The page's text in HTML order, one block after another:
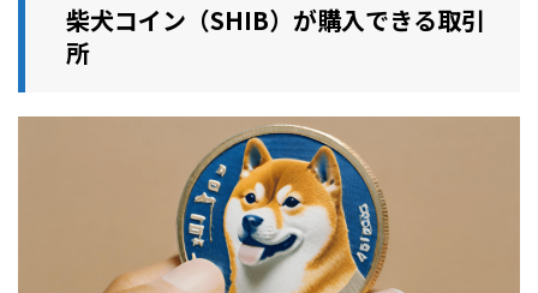
柴犬コイン（SHIB）が購入できる取引
所